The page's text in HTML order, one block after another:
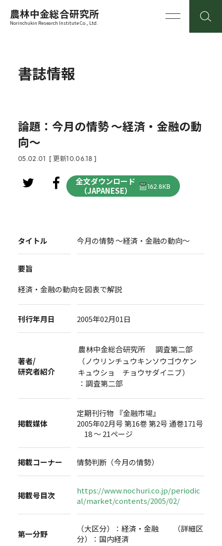
農林中金総合研究所
Norinchukin Research Institute Co., Ltd.
書誌情報
論題：今月の情勢 ～経済・金融の動
向～
05.02.01 [ 更新10.06.18 ]
全文ダウンロード
（JAPANESE）
162.8KB
タイトル 今月の情勢 ～経済・金融の動向～
要旨
経済・金融の動向を図表で解説
刊行年月日 2005年02月01日
著者/
研究者紹介
農林中金総合研究所 調査第二部
（ノウリンチュウキンソウゴウケン
キュウショ チョウサダイニブ）
：調査第二部
掲載媒体
定期刊行物 『金融市場』
2005年02月号 第16巻 第2号 通巻171号
18 ～ 21ページ
掲載コーナー 情勢判断（今月の情勢）
掲載号目次
https://www.nochuri.co.jp/periodic
al/market/contents/2005/02/
第一分野
（大区分）：経済・金融 （詳細区
分）：国内経済